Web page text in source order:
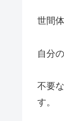
世間
自分
不要
す。